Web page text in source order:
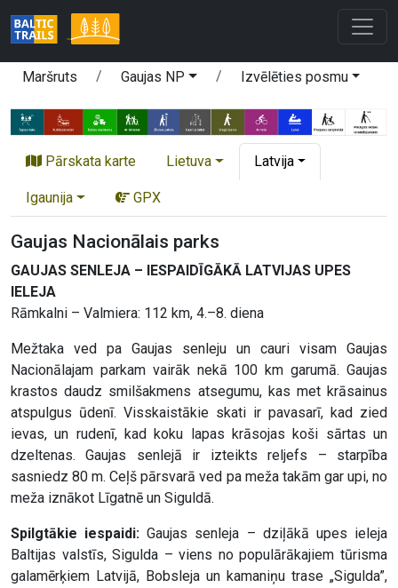
Maršruts Gaujas NP Izvēlēties posmu
Pārskata karte Lietuva Latvija
Igaunija GPX
Gaujas Nacionālais parks
GAUJAS SENLEJA – IESPAIDĪGĀKĀ LATVIJAS UPES
IELEJA
Rāmkalni – Valmiera: 112 km, 4.–8. diena
Mežtaka ved pa Gaujas senleju un cauri visam Gaujas
Nacionālajam parkam vairāk nekā 100 km garumā. Gaujas
krastos daudz smilšakmens atsegumu, kas met krāsainus
atspulgus ūdenī. Visskaistākie skati ir pavasarī, kad zied
ievas, un rudenī, kad koku lapas krāsojas koši sārtas un
dzeltenas. Gaujas senlejā ir izteikts reljefs – starpība
sasniedz 80 m. Ceļš pārsvarā ved pa meža takām gar upi, no
meža iznākot Līgatnē un Siguldā.
Spilgtākie iespaidi: Gaujas senleja – dziļākā upes ieleja
Baltijas valstīs, Sigulda – viens no populārākajiem tūrisma
galamērķiem Latvijā, Bobsleja un kamaniņu trase „Sigulda”,